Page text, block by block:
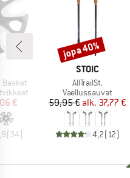
Basket
hinta
€
(34)
MERKKI
STOIC
Tuote
AllTrailSt.
Tuoteryhmä
Vaellussauvat
Hinta
59,95 € Alennettu
alk. 37,77 €
4,2(12)
Alennus
jopa 40%